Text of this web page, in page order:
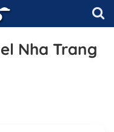
Nha Trang